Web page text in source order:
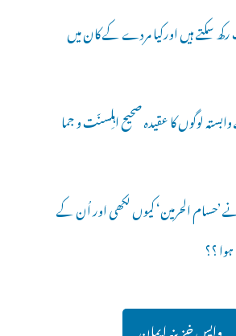
رکھ سکتے ہیں اورکیا مردے کے کان میں
لوگوں کا عقیدہ صحیح اہلِسنّت و جما
’حسام الحرمین‘ کیوں لکھی اور اُن کے
؟؟
واپس خزینہ ایمان